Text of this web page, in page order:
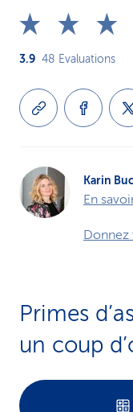
3.9 48 Evaluations
Karin
En
Donnez
Primes
un coup